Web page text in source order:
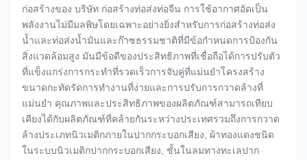
ก่อสร้างของ บริษัท ก่อสร้างท่อส่งท่อจีน การใช้อากาศอัดเป็น
พลังงานไม่มีมลพิษโดยเฉพาะอย่างยิ่งสำหรับการก่อสร้างท่อส่ง
น้ำและท่อส่งน้ำมันและก๊าซธรรมชาติที่มีข้อกำหนดการป้องกัน
สิ่งแวดล้อมสูง มันมีข้อดีของประสิทธิภาพที่เชื่อถือได้การปรับตัว
ที่แข็งแกร่งการกระทำที่รวดเร็วการจับคู่ที่แม่นยำโครงสร้าง
ขนาดกะทัดรัดการทำงานที่ง่ายและการปรับการกวาดล้างที่
แม่นยำ คุณภาพและประสิทธิภาพของผลิตภัณฑ์สามารถเทียบ
เคียงได้กับผลิตภัณฑ์ที่คล้ายกันระหว่างประเทศรวมถึงการกวาด
ล้างประเภทนิวเมติกภายในปากกระบอกเสียง, ผ้าทองแดงชนิด
ในระบบนิวเมติกปากกระบอกเสียง, ชั้นในลมทางทะเลปาก